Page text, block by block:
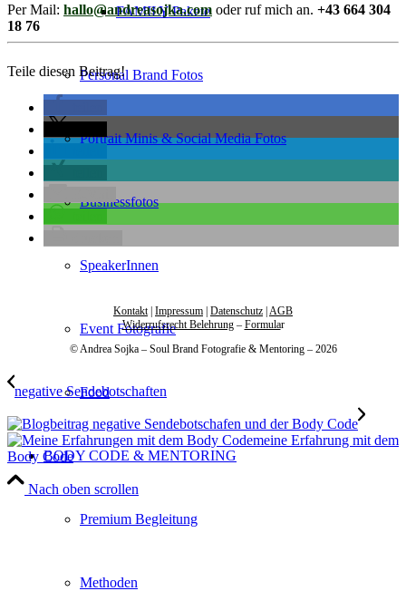
FAMILY Pakete
Personal Brand Fotos
Portrait Minis & Social Media Fotos
Businessfotos
SpeakerInnen
Event Fotografie
Food
BODY CODE & MENTORING
Premium Begleitung
Methoden
Per Mail: hallo@andreasojka.com oder ruf mich an. +43 664 304
18 76
Teile diesen Beitrag!
Kontakt| Impressum Datenschutz AGB
Widerrufsrecht Belehrung– Formular
© Andrea Sojka – Soul Brand Fotografie & Mentoring – 2026
negative Sendebotschaften
meine Erfahrung mit dem
Body Code
Nach oben scrollen